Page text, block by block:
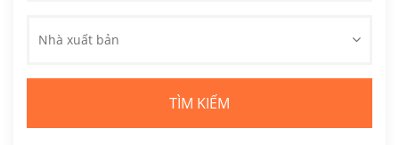
Nhà xuất bản